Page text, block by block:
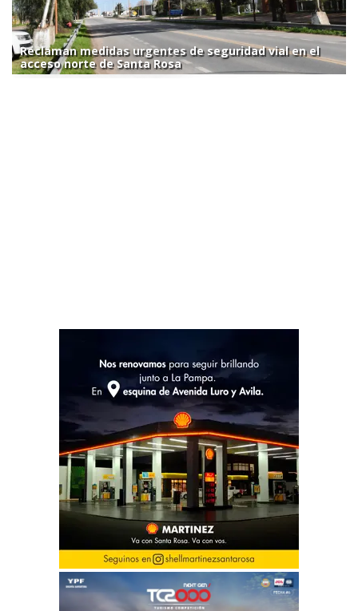
Reclaman medidas urgentes de seguridad vial en el
acceso norte de Santa Rosa